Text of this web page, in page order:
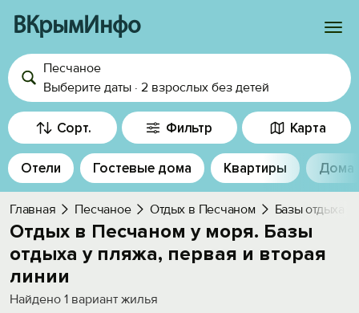
ВКрымИнфо
Войти
Избранное
История просмотра
Добавить свой объект
Песчаное
Выберите даты · 2 взрослых без детей
Сорт. Фильтр Карта
Отели Гостевые дома Квартиры Дома
Главная Песчаное Отдых в Песчаном Базы отдыха
Отдых в Песчаном у моря. Базы
отдыха у пляжа, первая и вторая
линии
Найдено 1 вариант жилья